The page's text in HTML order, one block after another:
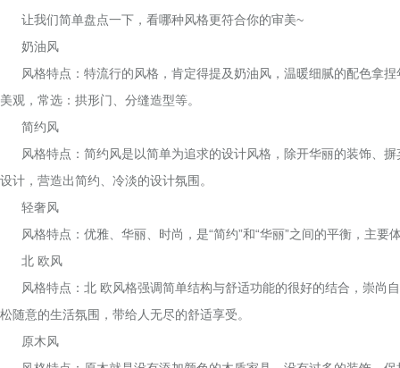
让我们简单盘点一下，看哪种风格更符合你的审美~
奶油风
风格特点：特流行的风格，肯定得提及奶油风，温暖细腻的配色拿
美观，常选：拱形门、分缝造型等。
简约风
风格特点：简约风是以简单为追求的设计风格，除开华丽的装饰、
设计，营造出简约、冷淡的设计氛围。
轻奢风
风格特点：优雅、华丽、时尚，是“简约”和“华丽”之间的平衡，主
北 欧风
风格特点：北 欧风格强调简单结构与舒适功能的很好的结合，崇
松随意的生活氛围，带给人无尽的舒适享受。
原木风